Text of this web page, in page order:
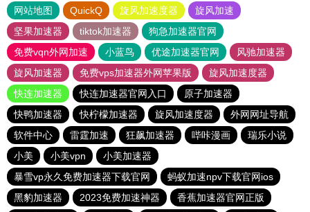
网站地图 QuickQ 旋风加速度器
旋风加速
坚果加速器
tiktok加速器
狗急加速器官网
免费vqn外网加速
小蓝鸟 优途加速器官网
风驰加速器
旋风加速器
免费vps加速器外网苹果版
旋风加速度器
快连加速器
快连加速器官网入口
原子加速器
快鸭加速器
快柠檬加速器 旋风加速度器
外网网址导航
软件中心
雷霆加速 狂飙加速器 哔咔漫画
瑞乐小说
小美
小美vpn
小美加速器
暴雪vp永久免费加速器下载官网
蚂蚁加速npv下载官网ios
黑豹加速器
2023免费加速神器
香蕉加速器官网正版